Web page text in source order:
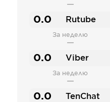
—
0.0 Rutube
За неделю
—
0.0 Viber
За неделю
—
0.0 TenChat